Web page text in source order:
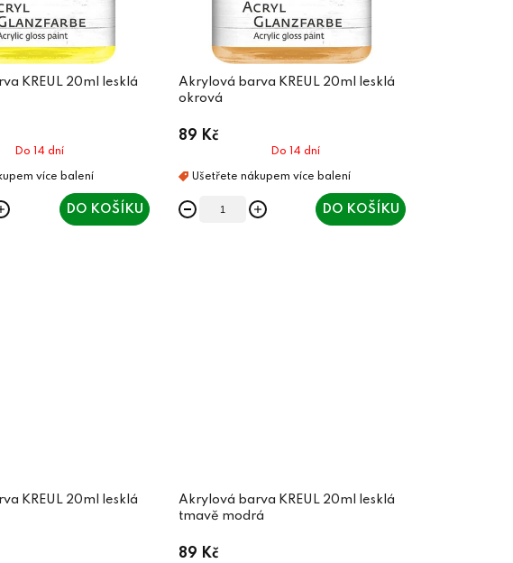
KREUL 20ml lesklá
Do 14 dní
DO KOŠÍKU
Akrylová barva KREUL 20ml lesklá
okrová
89 Kč
Do 14 dní
DO KOŠÍKU
KREUL 20ml lesklá
Akrylová barva KREUL 20ml lesklá
tmavě modrá
89 Kč